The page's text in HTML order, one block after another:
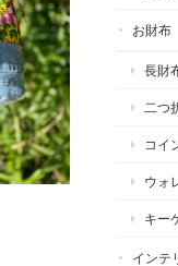
お財布
長財
二つ
コイ
ウォ
キー
インテ